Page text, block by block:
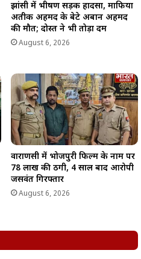
झांसी में भीषण सड़क हादसा, माफिया
अतीक अहमद के बेटे अबान अहमद
की मौत; दोस्त ने भी तोड़ा दम
August 6, 2026
वाराणसी में भोजपुरी फिल्म के नाम पर
78 लाख की ठगी, 4 साल बाद आरोपी
जसवंत गिरफ्तार
August 6, 2026